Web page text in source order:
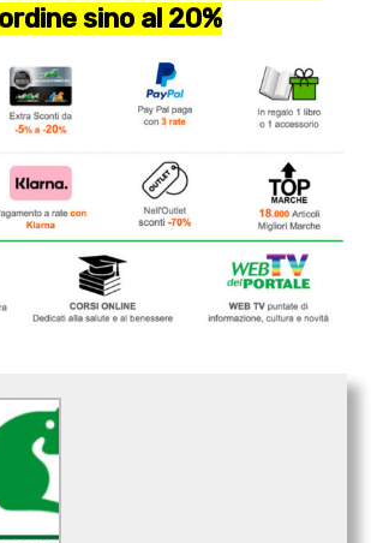
sino al 20%